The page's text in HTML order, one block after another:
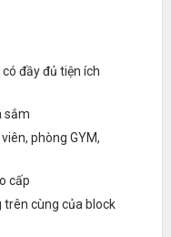
có đầy đủ tiện ích
sắm
phòng GYM,
cấp
cùng của block